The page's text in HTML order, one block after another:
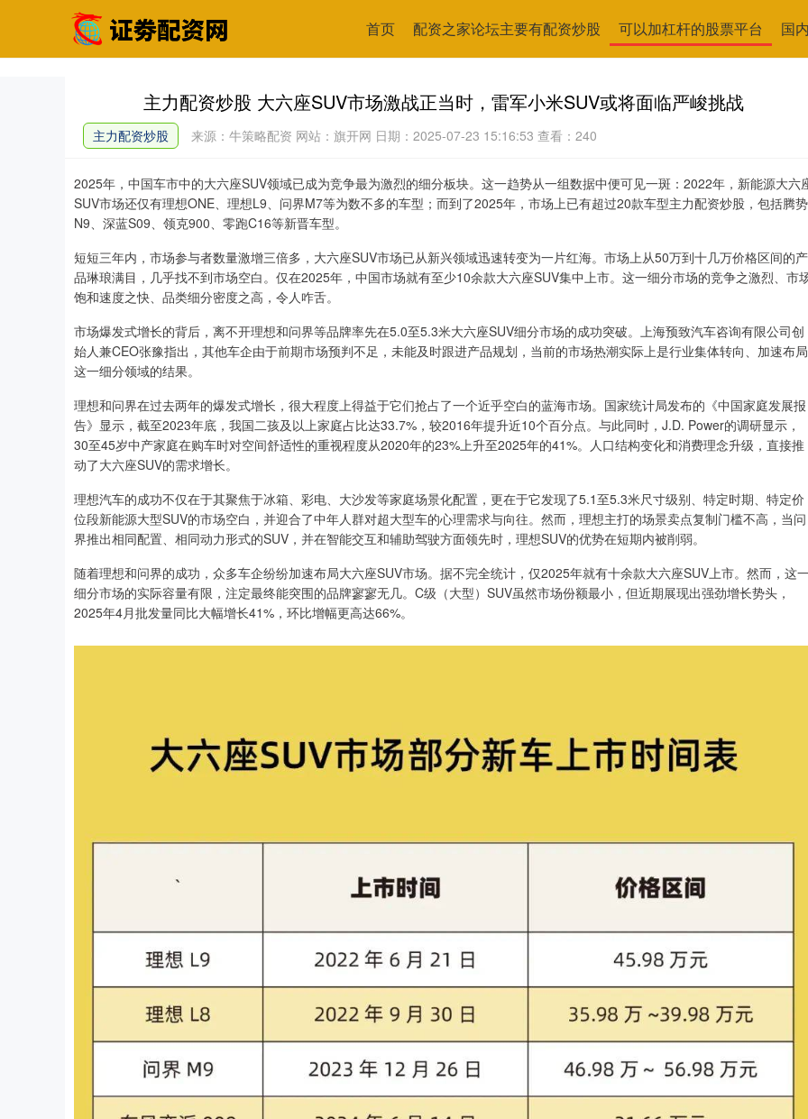
首页 配资之家论坛主要有配资炒股 可以加杠杆的股票平台 国
主力配资炒股 大六座SUV市场激战正当时，雷军小米SUV或将面临严峻挑战
主力配资炒股 来源：牛策略配资 网站：旗开网 日期：2025-07-23 15:16:53 查看：240
2025年，中国车市中的大六座SUV领域已成为竞争最为激烈的细分板块。这一趋势从一组数据中便可见一斑：2022年，新能源大六
SUV市场还仅有理想ONE、理想L9、问界M7等为数不多的车型；而到了2025年，市场上已有超过20款车型主力配资炒股，包括腾势
N9、深蓝S09、领克900、零跑C16等新晋车型。
短短三年内，市场参与者数量激增三倍多，大六座SUV市场已从新兴领域迅速转变为一片红海。市场上从50万到十几万价格区间的产
品琳琅满目，几乎找不到市场空白。仅在2025年，中国市场就有至少10余款大六座SUV集中上市。这一细分市场的竞争之激烈、市
饱和速度之快、品类细分密度之高，令人咋舌。
市场爆发式增长的背后，离不开理想和问界等品牌率先在5.0至5.3米大六座SUV细分市场的成功突破。上海预致汽车咨询有限公司创
始人兼CEO张豫指出，其他车企由于前期市场预判不足，未能及时跟进产品规划，当前的市场热潮实际上是行业集体转向、加速布局
这一细分领域的结果。
理想和问界在过去两年的爆发式增长，很大程度上得益于它们抢占了一个近乎空白的蓝海市场。国家统计局发布的《中国家庭发展报
告》显示，截至2023年底，我国二孩及以上家庭占比达33.7%，较2016年提升近10个百分点。与此同时，J.D. Power的调研显示，
30至45岁中产家庭在购车时对空间舒适性的重视程度从2020年的23%上升至2025年的41%。人口结构变化和消费理念升级，直接推
动了大六座SUV的需求增长。
理想汽车的成功不仅在于其聚焦于冰箱、彩电、大沙发等家庭场景化配置，更在于它发现了5.1至5.3米尺寸级别、特定时期、特定价
位段新能源大型SUV的市场空白，并迎合了中年人群对超大型车的心理需求与向往。然而，理想主打的场景卖点复制门槛不高，当问
界推出相同配置、相同动力形式的SUV，并在智能交互和辅助驾驶方面领先时，理想SUV的优势在短期内被削弱。
随着理想和问界的成功，众多车企纷纷加速布局大六座SUV市场。据不完全统计，仅2025年就有十余款大六座SUV上市。然而，这
细分市场的实际容量有限，注定最终能突围的品牌寥寥无几。C级（大型）SUV虽然市场份额最小，但近期展现出强劲增长势头，
2025年4月批发量同比大幅增长41%，环比增幅更高达66%。